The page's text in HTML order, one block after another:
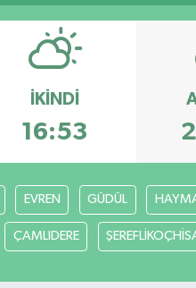
İKINDI
16:53
EVREN GÜDÜL
ÇAMLIDERE